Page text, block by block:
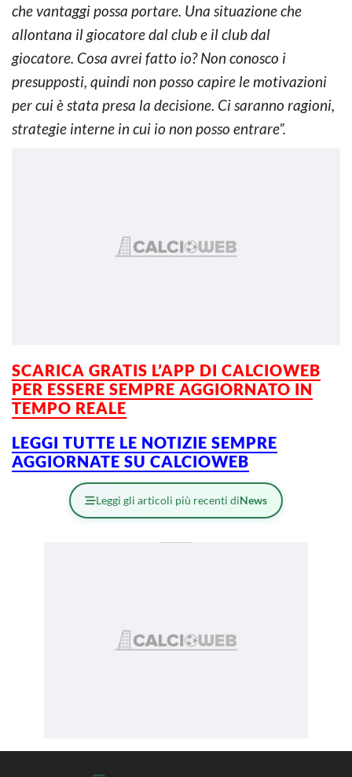
che vantaggi possa portare. Una situazione che
allontana il giocatore dal club e il club dal
giocatore. Cosa avrei fatto io? Non conosco i
presupposti, quindi non posso capire le motivazioni
per cui è stata presa la decisione. Ci saranno ragioni,
strategie interne in cui io non posso entrare”.
SCARICA GRATIS L’APP DI CALCIOWEB
PER ESSERE SEMPRE AGGIORNATO IN
TEMPO REALE
LEGGI TUTTE LE NOTIZIE SEMPRE
AGGIORNATE SU CALCIOWEB
Leggi gli articoli più recenti diNews